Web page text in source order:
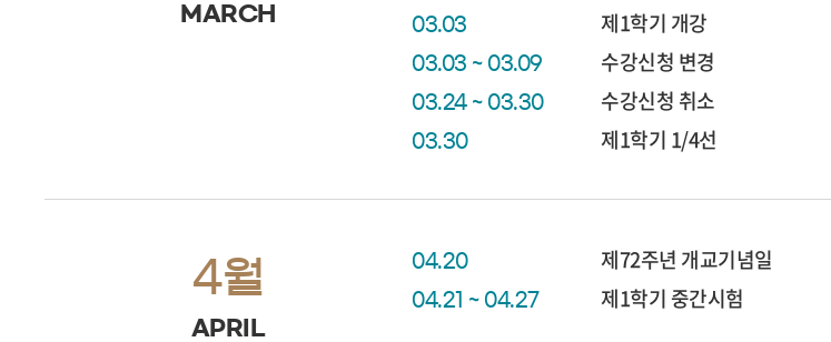
MARCH 03.03 제1학기 개강
03.03 ~ 03.09 수강신청 변경
03.24 ~ 03.30 수강신청 취소
03.30 제1학기 1/4선
4월
APRIL
04.20 제72주년 개교기념일
04.21 ~ 04.27 제1학기 중간시험